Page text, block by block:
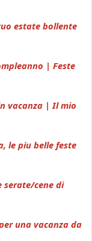
estate bollente
| Feste
vacanza | Il mio
le piu belle feste
serate/cene di
una vacanza da